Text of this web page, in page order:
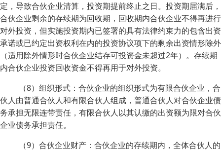
定，导致合伙企业清算，投资期提前终止之日。投资期届满后，
合伙企业剩余的存续期为回收期，回收期内合伙企业不得再进行
对外投资，但实施投资期内已签署的具有法律约束力的包含出资
承诺或已约定出资权利在内的投资协议项下的剩余出资情形除外
（适用除外情形时合伙企业结存可投资金未超过2年）。存续期
内合伙企业投资回收资金不得再用于对外投资。
（8）组织形式：合伙企业的组织形式为有限合伙企业，合
伙人由普通合伙人和有限合伙人组成，普通合伙人对合伙企业债
务承担无限连带责任，有限合伙人以其认缴的出资额为限对合伙
企业债务承担责任。
（9）合伙企业财产：合伙企业的存续期内，全体合伙人的